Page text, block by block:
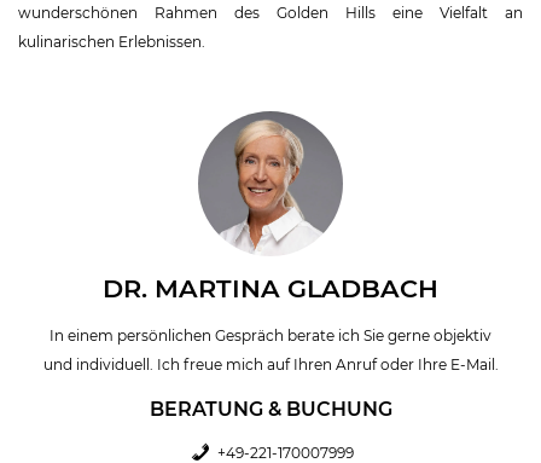
wunderschönen Rahmen des Golden Hills eine Vielfalt an
kulinarischen Erlebnissen.
DR. MARTINA GLADBACH
In einem persönlichen Gespräch berate ich Sie gerne objektiv
und individuell. Ich freue mich auf Ihren Anruf oder Ihre E-Mail.
BERATUNG & BUCHUNG
+49-221-170007999